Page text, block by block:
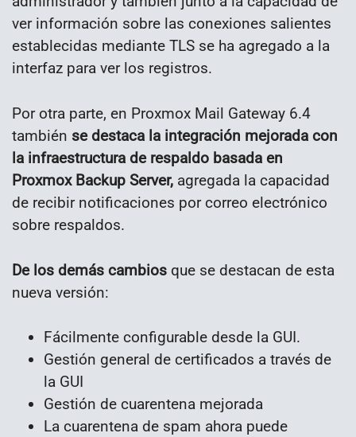
ver información sobre las conexiones salientes
establecidas mediante TLS se ha agregado a la
interfaz para ver los registros.
Por otra parte, en Proxmox Mail Gateway 6.4
también se destaca la integración mejorada con
la infraestructura de respaldo basada en
Proxmox Backup Server, agregada la capacidad
de recibir notificaciones por correo electrónico
sobre respaldos.
De los demás cambios que se destacan de esta
nueva versión:
Fácilmente configurable desde la GUI.
Gestión general de certificados a través de
la GUI
Gestión de cuarentena mejorada
La cuarentena de spam ahora puede